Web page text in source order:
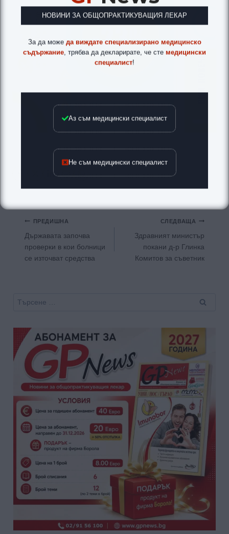
Навигация
ПРЕДИШНА
Държавата започва
проверки в кои болници
се източват средства
СЛЕДВАЩА
Здравният министър
покани д-р Глинка
Комитов за съветник
Търсене
НОВИНИ ЗА ОБЩОПРАКТИКУВАЩИЯ ЛЕКАР
За да може да виждате специализирано медицинско
съдържание , трябва да декларирате, че сте медицински
специалист!
Аз съм медицински специалист
Не съм медицински специалист